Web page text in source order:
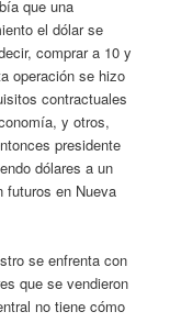
que una
el dólar se
comprar a 10 y
operación se hizo
contractuales
y otros,
presidente
dólares a un
futuros en Nueva
se enfrenta con
que se vendieron
no tiene cómo